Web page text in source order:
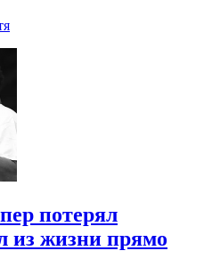
потерял
из жизни прямо